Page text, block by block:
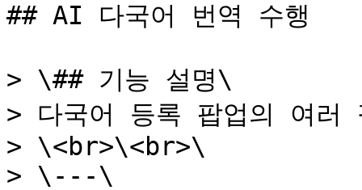
## AI 다국어 번역 수행
> \## 기능 설명\
> 다국어 등록 팝업의 여
> \<br>\<br>\
> \---\